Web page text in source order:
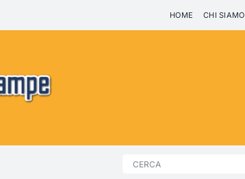
HOME CHI SIAMO
Search